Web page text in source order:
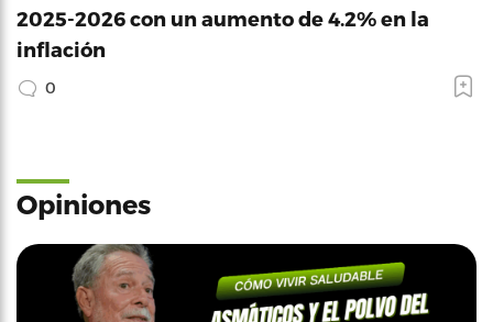
2025-2026 con un aumento de 4.2% en la
inflación
0
Opiniones